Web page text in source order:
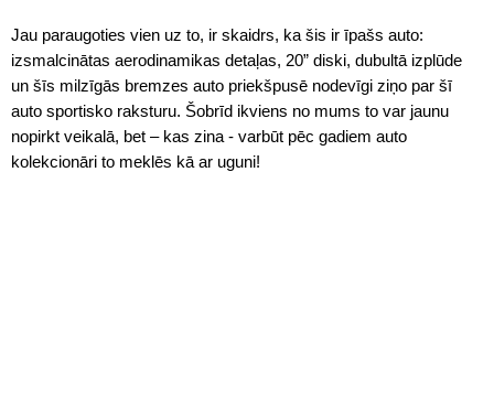
Jau paraugoties vien uz to, ir skaidrs, ka šis ir īpašs auto:
izsmalcinātas aerodinamikas detaļas, 20” diski, dubultā izplūde
un šīs milzīgās bremzes auto priekšpusē nodevīgi ziņo par šī
auto sportisko raksturu. Šobrīd ikviens no mums to var jaunu
nopirkt veikalā, bet – kas zina - varbūt pēc gadiem auto
kolekcionāri to meklēs kā ar uguni!